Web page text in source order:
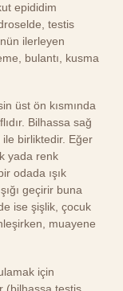
epididim
testis
ilerleyen
bulantı, kusma
üst ön kısmında
Bilhassa sağ
ile birliktedir. Eğer
yada renk
odada ışık
geçirir buna
ise şişlik, çocuk
muayene
için
(bilhassa testis